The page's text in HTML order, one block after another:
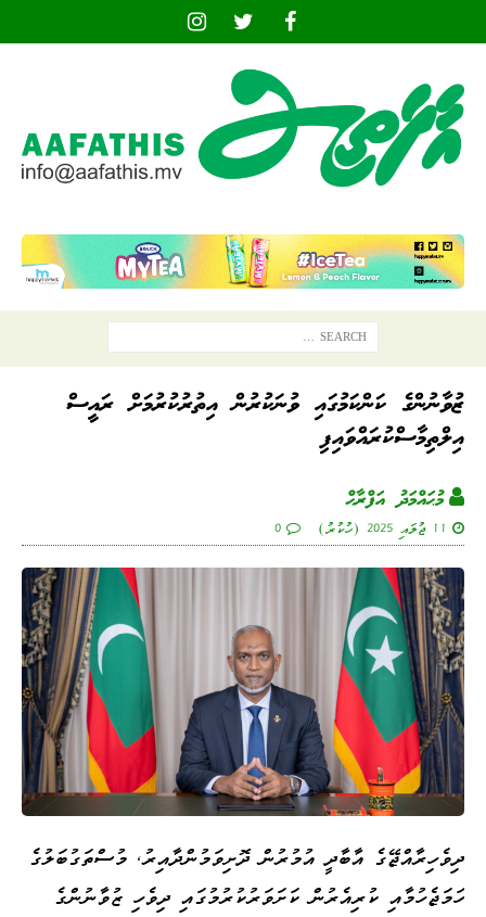
ޒުވާނުންގެ ކަންކަމުގައި ވުނަކުރުން އިތުރުކުރުމަށް ރައީސް
އިލްތިމާސްކުރައްވައިފި
މުޙައްމަދު އަފްރާޙް
11 ޖުލައި 2025 (ހުކުރު) 0
ދިވެހިރާއްޖޭގެ އާބާދީ އުމުރުން ދޮށިވަމުންދާއިރު، މުސްތަގުބަލުގެ
ހަމަޖެހުމާއި ކުރިއެރުން ކަށަވަރުކުރުމުގައި ދިވެހި ޒުވާނުންގެ